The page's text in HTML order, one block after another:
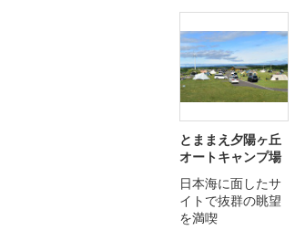
とままえ夕陽ヶ丘
オートキャンプ場
日本海に面したサ
イトで抜群の眺望
を満喫